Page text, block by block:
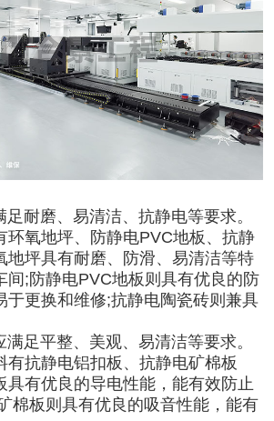
耐磨、易清洁、抗静电等要求。
环氧地坪、防静电PVC地板、抗静
地坪具有耐磨、防滑、易清洁等特
间;防静电PVC地板则具有优良的防
于更换和维修;抗静电陶瓷砖则兼具
满足平整、美观、易清洁等要求。
有抗静电铝扣板、抗静电矿棉板
具有优良的导电性能，能有效防止
棉板则具有优良的吸音性能，能有